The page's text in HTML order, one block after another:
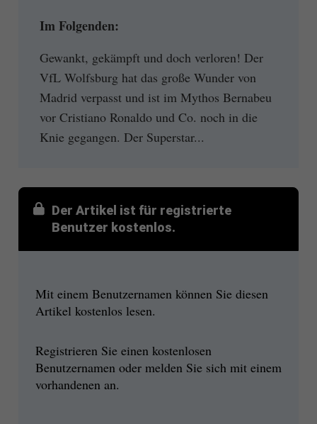
Im Folgenden:
Gewankt, gekämpft und doch verloren! Der
VfL Wolfsburg hat das große Wunder von
Madrid verpasst und ist im Mythos Bernabeu
vor Cristiano Ronaldo und Co. noch in die
Knie gegangen. Der Superstar...
Der Artikel ist für registrierte
Benutzer kostenlos.
Mit einem Benutzernamen können Sie diesen
Artikel kostenlos lesen.
Registrieren Sie einen kostenlosen
Benutzernamen oder melden Sie sich mit einem
vorhandenen an.